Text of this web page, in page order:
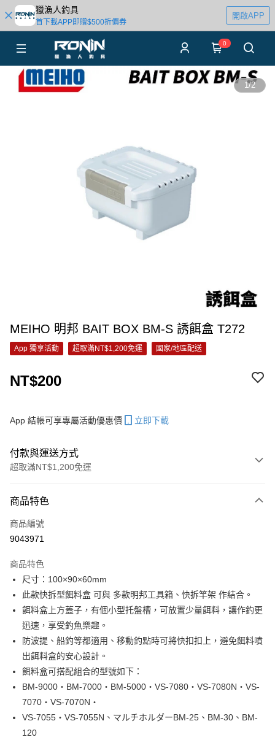
獵漁人釣具
首下載APP即贈$500折價券
開啟APP
0
1/2
MEIHO 明邦 BAIT BOX BM-S 誘餌盒 T272
App 獨享活動 超取滿NT$1,200免運 國家/地區配送
NT$200
App 結帳可享專屬活動優惠價 立即下載
付款與運送方式
超取滿NT$1,200免運
信用卡一次付款
信用卡分期付款
合作金庫商業銀行
華南商業銀行
上海商業儲蓄銀行
台北富邦商業銀行
國泰世華商業銀行
兆豐國際商業銀行
臺灣中小企業銀行
匯豐（台灣）商業銀行
華泰商業銀行
聯邦商業銀行
遠東國際商業銀行
元大商業銀行
玉山商業銀行
台新國際商業銀行
中國信託商業銀行
台灣樂天信用卡公司
超商取貨付款
Apple Pay
街口支付
悠遊付
1.本服務由台灣大哥大提供，台灣大哥大用戶可立即使用無須另外申請。
2.付款方式選擇「大哥付你分期」，訂單成立後會自動跳轉到大哥付的交易
成交易。
AFTEE先享後付
相關說明
【關於「AFTEE先享後付」】
商品特色
商品編號
9043971
商品特色
尺寸：100×90×60mm
此款快拆型餌料盒 可與 多款明邦工具箱、快拆竿架 作結合。
餌料盒上方蓋子，有個小型托盤槽，可放置少量餌料，讓作釣更
迅速，享受釣魚樂趣。
防波提、船釣等都適用、移動釣點時可將快扣扣上，避免餌料噴
出餌料盒的安心設計。
餌料盒可搭配組合的型號如下：
BM-9000・BM-7000・BM-5000・VS-7080・VS-7080N・VS-
7070・VS-7070N・
VS-7055・VS-7055N、マルチホルダーBM-25、BM-30、BM-
120